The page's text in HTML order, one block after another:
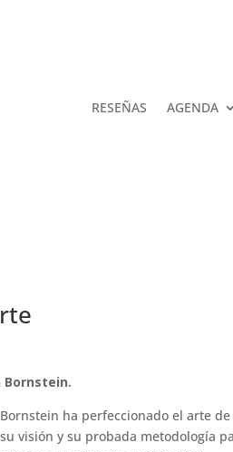
RESEÑAS AGENDA
Bornstein.
ha perfeccionado el arte
visión y su probada metodología